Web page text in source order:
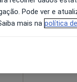
Pode ver e
mais na política